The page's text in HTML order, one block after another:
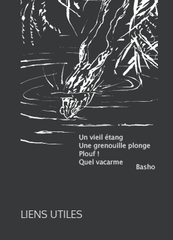
LIENS UTILES